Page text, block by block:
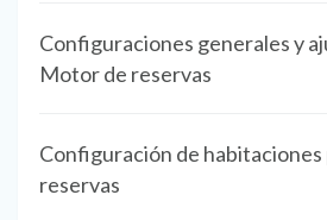
Configuraciones generales y
Motor de reservas
Configuración de habitaciones
reservas